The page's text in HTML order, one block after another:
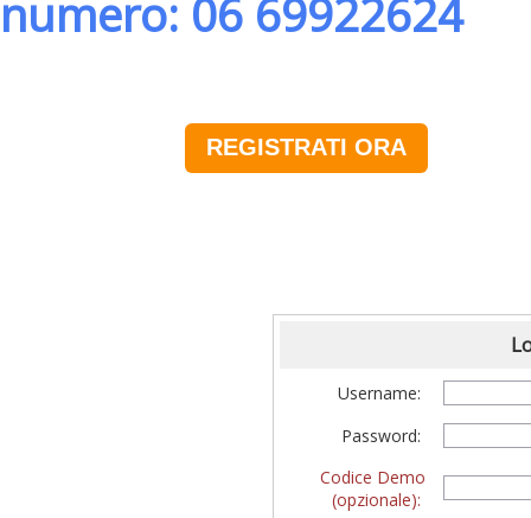
numero: 06 69922624
REGISTRATI ORA
Username:
Password:
Codice Demo
(opzionale):